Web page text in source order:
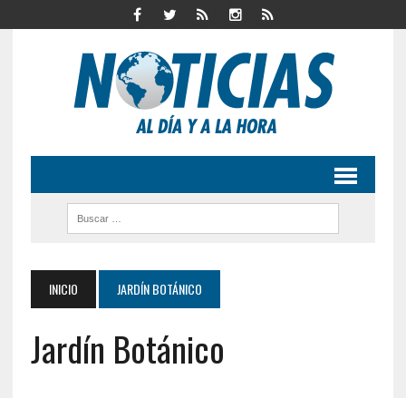
INICIO JARDÍN BOTÁNICO
Jardín Botánico